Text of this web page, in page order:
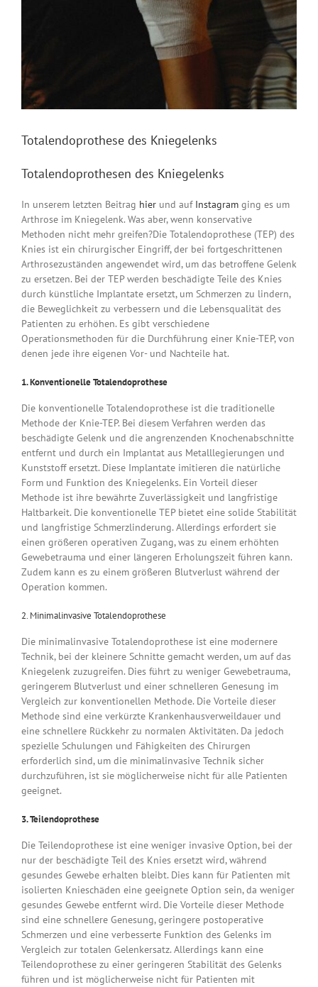
Totalendoprothese des Kniegelenks
Totalendoprothesen des Kniegelenks
In unserem letzten Beitrag hierund auf Instagramging es um
Arthrose im Kniegelenk. Was aber, wenn konservative
Methoden nicht mehr greifen?Die Totalendoprothese (TEP) des
Knies ist ein chirurgischer Eingriff, der bei fortgeschrittenen
Arthrosezuständen angewendet wird, um das betroffene Gelenk
zu ersetzen. Bei der TEP werden beschädigte Teile des Knies
durch künstliche Implantate ersetzt, um Schmerzen zu lindern,
die Beweglichkeit zu verbessern und die Lebensqualität des
Patienten zu erhöhen. Es gibt verschiedene
Operationsmethoden für die Durchführung einer Knie-TEP, von
denen jede ihre eigenen Vor- und Nachteile hat.
1. Konventionelle Totalendoprothese
Die konventionelle Totalendoprothese ist die traditionelle
Methode der Knie-TEP. Bei diesem Verfahren werden das
beschädigte Gelenk und die angrenzenden Knochenabschnitte
entfernt und durch ein Implantat aus Metalllegierungen und
Kunststoff ersetzt. Diese Implantate imitieren die natürliche
Form und Funktion des Kniegelenks. Ein Vorteil dieser
Methode ist ihre bewährte Zuverlässigkeit und langfristige
Haltbarkeit. Die konventionelle TEP bietet eine solide Stabilität
und langfristige Schmerzlinderung. Allerdings erfordert sie
einen größeren operativen Zugang, was zu einem erhöhten
Gewebetrauma und einer längeren Erholungszeit führen kann.
Zudem kann es zu einem größeren Blutverlust während der
Operation kommen.
2. Minimalinvasive Totalendoprothese
Die minimalinvasive Totalendoprothese ist eine modernere
Technik, bei der kleinere Schnitte gemacht werden, um auf das
Kniegelenk zuzugreifen. Dies führt zu weniger Gewebetrauma,
geringerem Blutverlust und einer schnelleren Genesung im
Vergleich zur konventionellen Methode. Die Vorteile dieser
Methode sind eine verkürzte Krankenhausverweildauer und
eine schnellere Rückkehr zu normalen Aktivitäten. Da jedoch
spezielle Schulungen und Fähigkeiten des Chirurgen
erforderlich sind, um die minimalinvasive Technik sicher
durchzuführen, ist sie möglicherweise nicht für alle Patienten
geeignet.
3. Teilendoprothese
Die Teilendoprothese ist eine weniger invasive Option, bei der
nur der beschädigte Teil des Knies ersetzt wird, während
gesundes Gewebe erhalten bleibt. Dies kann für Patienten mit
isolierten Knieschäden eine geeignete Option sein, da weniger
gesundes Gewebe entfernt wird. Die Vorteile dieser Methode
sind eine schnellere Genesung, geringere postoperative
Schmerzen und eine verbesserte Funktion des Gelenks im
Vergleich zur totalen Gelenkersatz. Allerdings kann eine
Teilendoprothese zu einer geringeren Stabilität des Gelenks
führen und ist möglicherweise nicht für Patienten mit